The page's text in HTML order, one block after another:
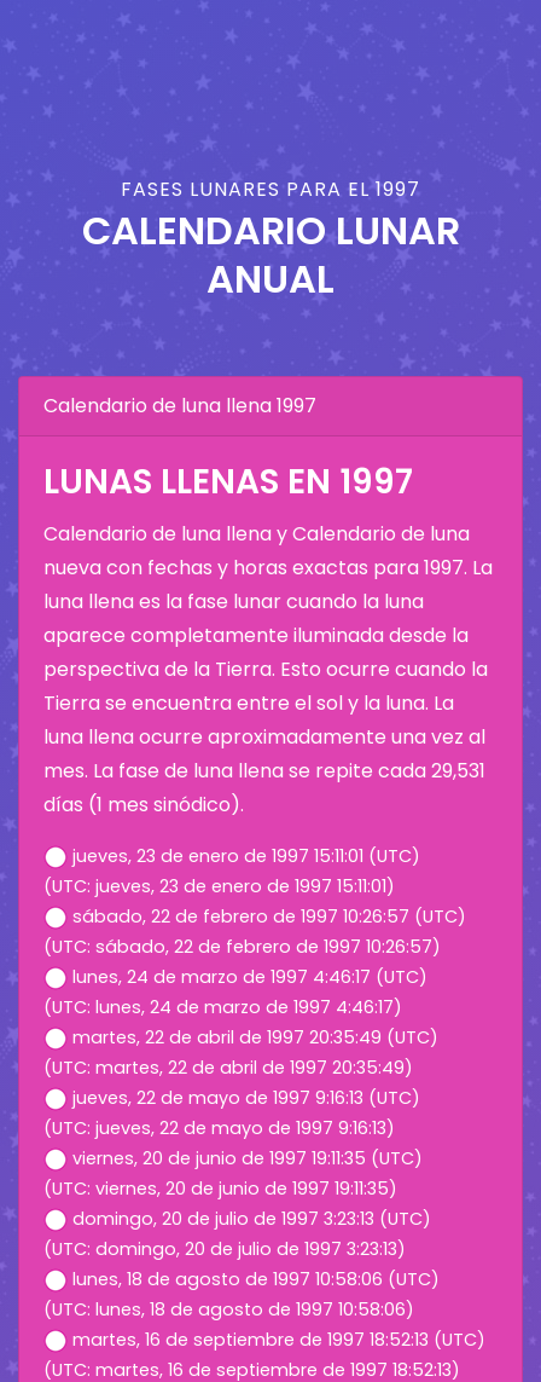
FASES LUNARES PARA EL 1997
CALENDARIO LUNAR
ANUAL
Calendario de luna llena 1997
LUNAS LLENAS EN 1997
Calendario de luna llena y Calendario de luna
nueva con fechas y horas exactas para 1997. La
luna llena es la fase lunar cuando la luna
aparece completamente iluminada desde la
perspectiva de la Tierra. Esto ocurre cuando la
Tierra se encuentra entre el sol y la luna. La
luna llena ocurre aproximadamente una vez al
mes. La fase de luna llena se repite cada 29,531
días (1 mes sinódico).
jueves, 23 de enero de 1997 15:11:01 (UTC)
(UTC: jueves, 23 de enero de 1997 15:11:01)
sábado, 22 de febrero de 1997 10:26:57 (UTC)
(UTC: sábado, 22 de febrero de 1997 10:26:57)
lunes, 24 de marzo de 1997 4:46:17 (UTC)
(UTC: lunes, 24 de marzo de 1997 4:46:17)
martes, 22 de abril de 1997 20:35:49 (UTC)
(UTC: martes, 22 de abril de 1997 20:35:49)
jueves, 22 de mayo de 1997 9:16:13 (UTC)
(UTC: jueves, 22 de mayo de 1997 9:16:13)
viernes, 20 de junio de 1997 19:11:35 (UTC)
(UTC: viernes, 20 de junio de 1997 19:11:35)
domingo, 20 de julio de 1997 3:23:13 (UTC)
(UTC: domingo, 20 de julio de 1997 3:23:13)
lunes, 18 de agosto de 1997 10:58:06 (UTC)
(UTC: lunes, 18 de agosto de 1997 10:58:06)
martes, 16 de septiembre de 1997 18:52:13 (UTC)
(UTC: martes, 16 de septiembre de 1997 18:52:13)